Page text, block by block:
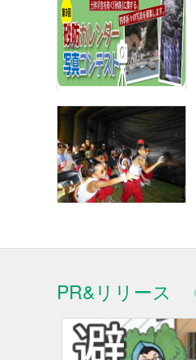
PR&リリース